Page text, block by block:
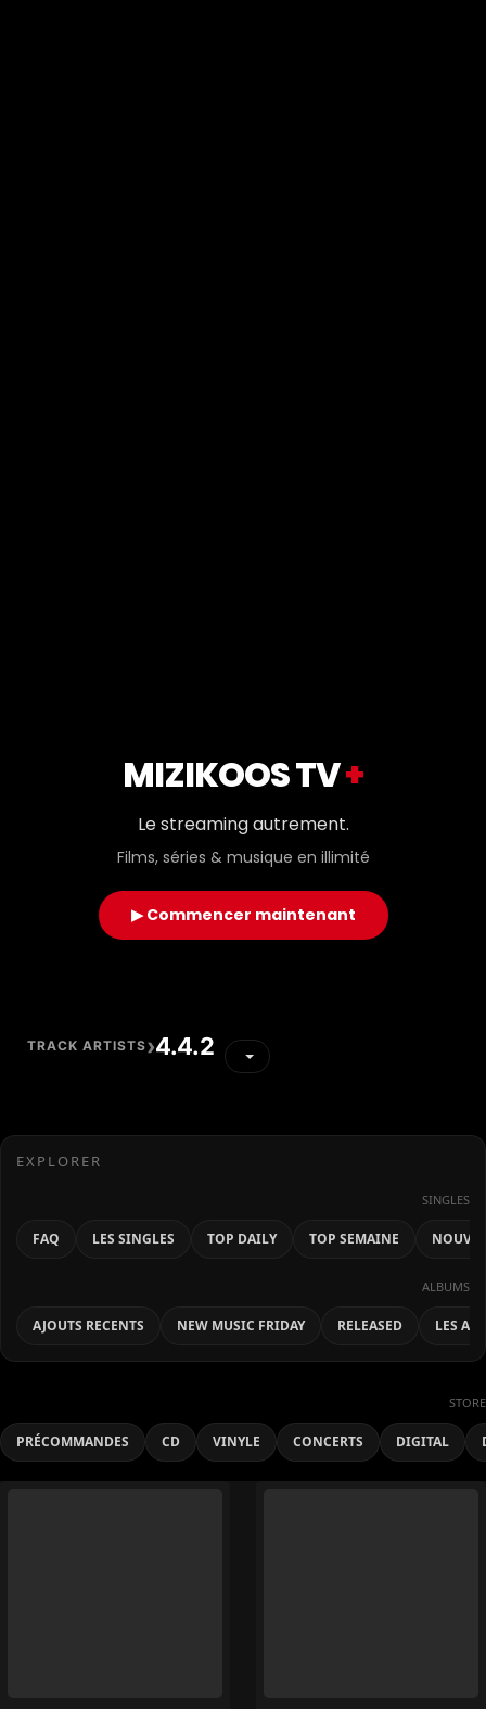
MIZIKOOS TV+
Le streaming autrement.
Films, séries & musique en illimité
▶ Commencer maintenant
TRACK ARTISTS›4.4.2
EXPLORER
SINGLES
FAQ LES SINGLES TOP DAILY TOP SEMAINE
ALBUMS
AJOUTS RECENTS NEW MUSIC FRIDAY RELEASED LES
STORE
PRÉCOMMANDES CD VINYLE CONCERTS DIGITAL